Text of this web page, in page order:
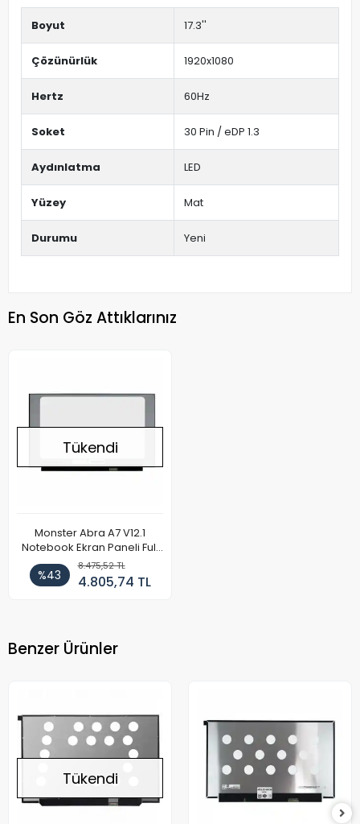
Boyut 17.3''
Çözünürlük 1920x1080
Hertz 60Hz
Soket 30 Pin / eDP 1.3
Aydınlatma LED
Yüzey Mat
Durumu Yeni
En Son Göz Attıklarınız
Tükendi
Monster Abra A7 V12.1
Notebook Ekran Paneli Full
HD
%43
8.475,52 TL
4.805,74 TL
Benzer Ürünler
Tükendi